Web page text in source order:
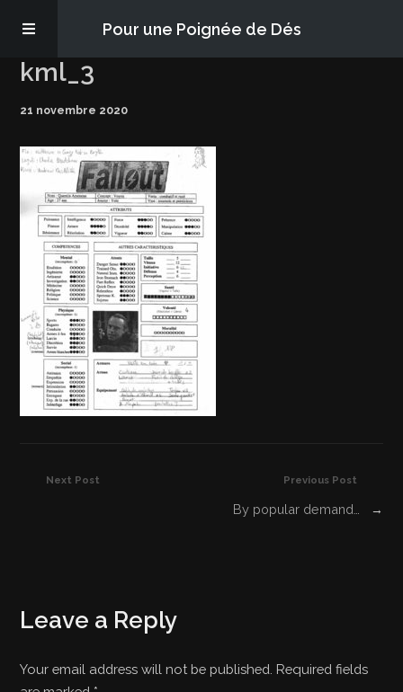
Pour une Poignée de Dés
Les épisodes
S’abonner
Blog
À propos
kml_3
21 novembre 2020
Previous Post
By popular demand… →
Next Post
Leave a Reply
Your email address will not be published. Required fields